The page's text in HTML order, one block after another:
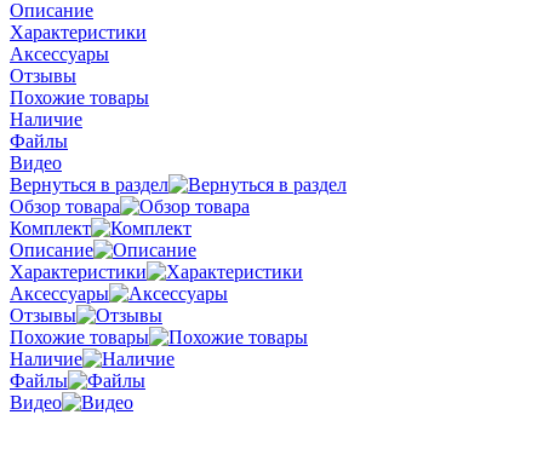
Описание
Характеристики
Аксессуары
Отзывы
Похожие товары
Наличие
Файлы
Видео
Вернуться в раздел
Обзор товара
Комплект
Описание
Характеристики
Аксессуары
Отзывы
Похожие товары
Наличие
Файлы
Видео